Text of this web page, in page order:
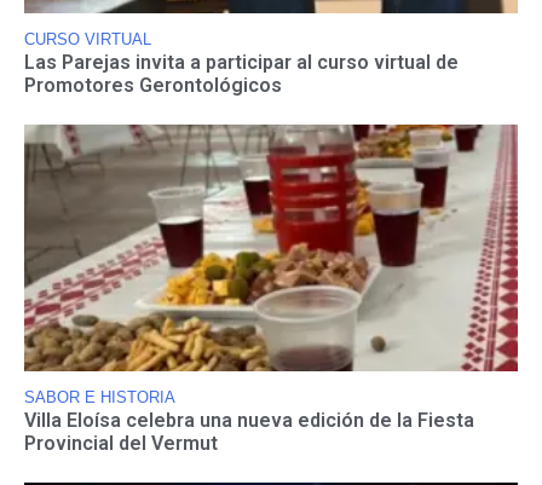
CURSO VIRTUAL
Las Parejas invita a participar al curso virtual de
Promotores Gerontológicos
SABOR E HISTORIA
Villa Eloísa celebra una nueva edición de la Fiesta
Provincial del Vermut